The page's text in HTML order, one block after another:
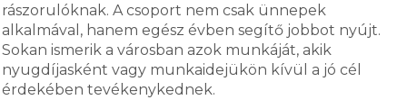
rászorulóknak. A csoport nem csak ünnepek
alkalmával, hanem egész évben segítő jobbot nyújt.
Sokan ismerik a városban azok munkáját, akik
nyugdíjasként vagy munkaidejükön kívül a jó cél
érdekében tevékenykednek.